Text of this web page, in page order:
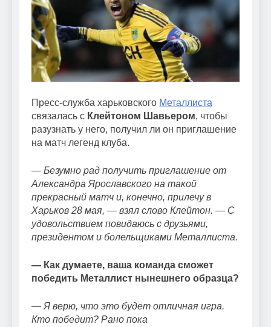
Пресс-служба харьковского Металлиста
связалась с Клейтоном Шавьером, чтобы
разузнать у него, получил ли он приглашение
на матч легенд клуба.
— Безумно рад получить приглашение от
Александра Ярославского на такой
прекрасный матч и, конечно, прилечу в
Харьков 28 мая, — взял слово Клейтон. — С
удовольствием повидаюсь с друзьями,
президентом и болельщиками Металлиста.
— Как думаете, ваша команда сможет
победить Металлист нынешнего образца?
— Я верю, что это будет отличная игра.
Кто победит? Рано пока